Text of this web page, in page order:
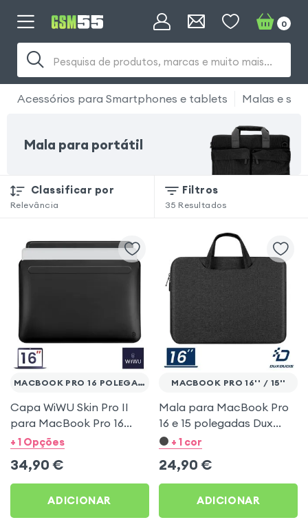
Pesquisa de produtos, marcas e muito mais...
0
Acessórios para Smartphones e tablets Malas e
Mala para portátil
Classificar por
Relevância
Filtros
35 Resultados
MACBOOK PRO 16 POLEGADAS
Capa WiWU Skin Pro II
para MacBook Pro 16
polegadas – Similpele
Preto
+ 1 Opções
34,90 €
ADICIONAR
MACBOOK PRO 16'' / 15''
Mala para MacBook Pro
16 e 15 polegadas Dux
Ducis – Preto
+ 1 cor
24,90 €
ADICIONAR